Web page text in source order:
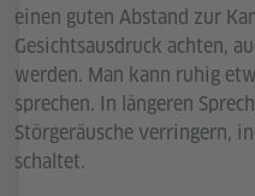
einen guten Abstand zur
Gesichtsausdruck achten,
werden. Man kann ruhig
sprechen. In längeren
Störgeräusche verringern,
schaltet.